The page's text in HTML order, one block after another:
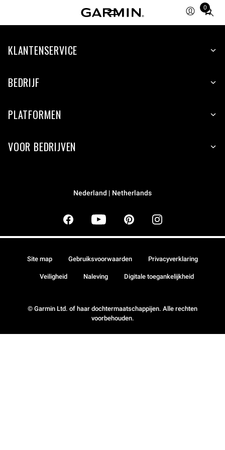
0
Total
items
cart:
KLANTENSERVICE
BEDRIJF
PLATFORMEN
VOOR BEDRIJVEN
Nederland | Netherlands
© Garmin Ltd. of haar dochtermaatschappijen. Alle rechten
voorbehouden.
Site map Gebruiksvoorwaarden Privacyverklaring
Veiligheid Naleving Digitale toegankelijkheid